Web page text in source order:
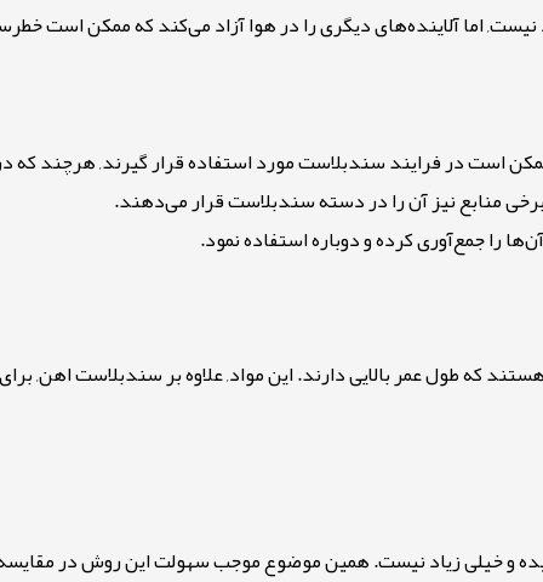
اما آلاینده‌های دیگری را در هوا آزاد می‌کند که ممکن است
است در فرایند سندبلاست مورد استفاده قرار گیرند, هرچند که
منابع نیز آن را در دسته سندبلاست قرار می‌دهند.
را جمع‌آوری کرده و دوباره استفاده نمود.
هستند که طول عمر بالایی دارند. این مواد, علاوه بر سندبلاست
و خیلی زیاد نیست. همین موضوع موجب سهولت این روش در